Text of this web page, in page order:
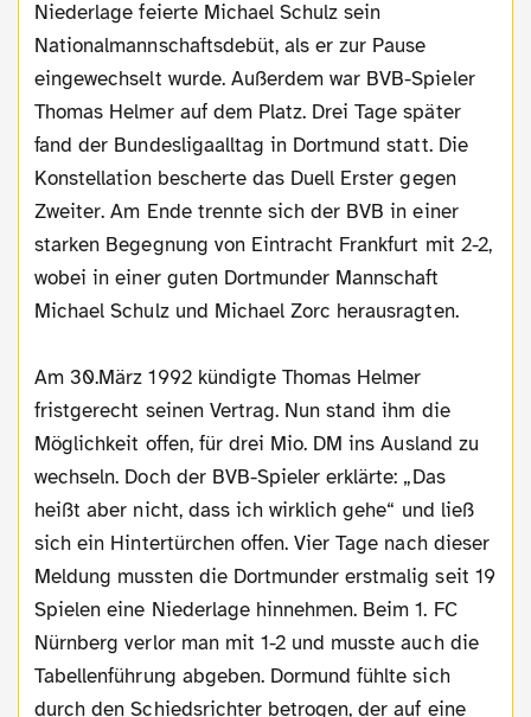
Niederlage feierte Michael Schulz sein
Nationalmannschaftsdebüt, als er zur Pause
eingewechselt wurde. Außerdem war BVB-Spieler
Thomas Helmer auf dem Platz. Drei Tage später
fand der Bundesligaalltag in Dortmund statt. Die
Konstellation bescherte das Duell Erster gegen
Zweiter. Am Ende trennte sich der BVB in einer
starken Begegnung von Eintracht Frankfurt mit 2-2,
wobei in einer guten Dortmunder Mannschaft
Michael Schulz und Michael Zorc herausragten.
Am 30.März 1992 kündigte Thomas Helmer
fristgerecht seinen Vertrag. Nun stand ihm die
Möglichkeit offen, für drei Mio. DM ins Ausland zu
wechseln. Doch der BVB-Spieler erklärte: „Das
heißt aber nicht, dass ich wirklich gehe“ und ließ
sich ein Hintertürchen offen. Vier Tage nach dieser
Meldung mussten die Dortmunder erstmalig seit 19
Spielen eine Niederlage hinnehmen. Beim 1. FC
Nürnberg verlor man mit 1-2 und musste auch die
Tabellenführung abgeben. Dormund fühlte sich
durch den Schiedsrichter betrogen, der auf eine